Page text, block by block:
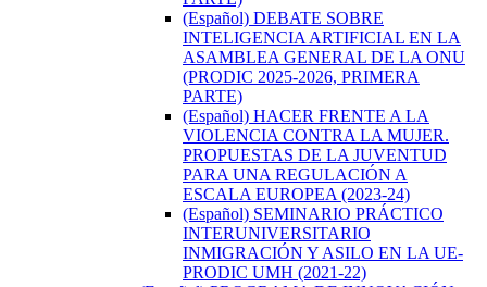
(Español) DEBATE SOBRE
INTELIGENCIA ARTIFICIAL EN LA
ASAMBLEA GENERAL DE LA ONU
(PRODIC 2025-2026, PRIMERA
PARTE)
(Español) HACER FRENTE A LA
VIOLENCIA CONTRA LA MUJER.
PROPUESTAS DE LA JUVENTUD
PARA UNA REGULACIÓN A
ESCALA EUROPEA (2023-24)
(Español) SEMINARIO PRÁCTICO
INTERUNIVERSITARIO
INMIGRACIÓN Y ASILO EN LA UE-
PRODIC UMH (2021-22)